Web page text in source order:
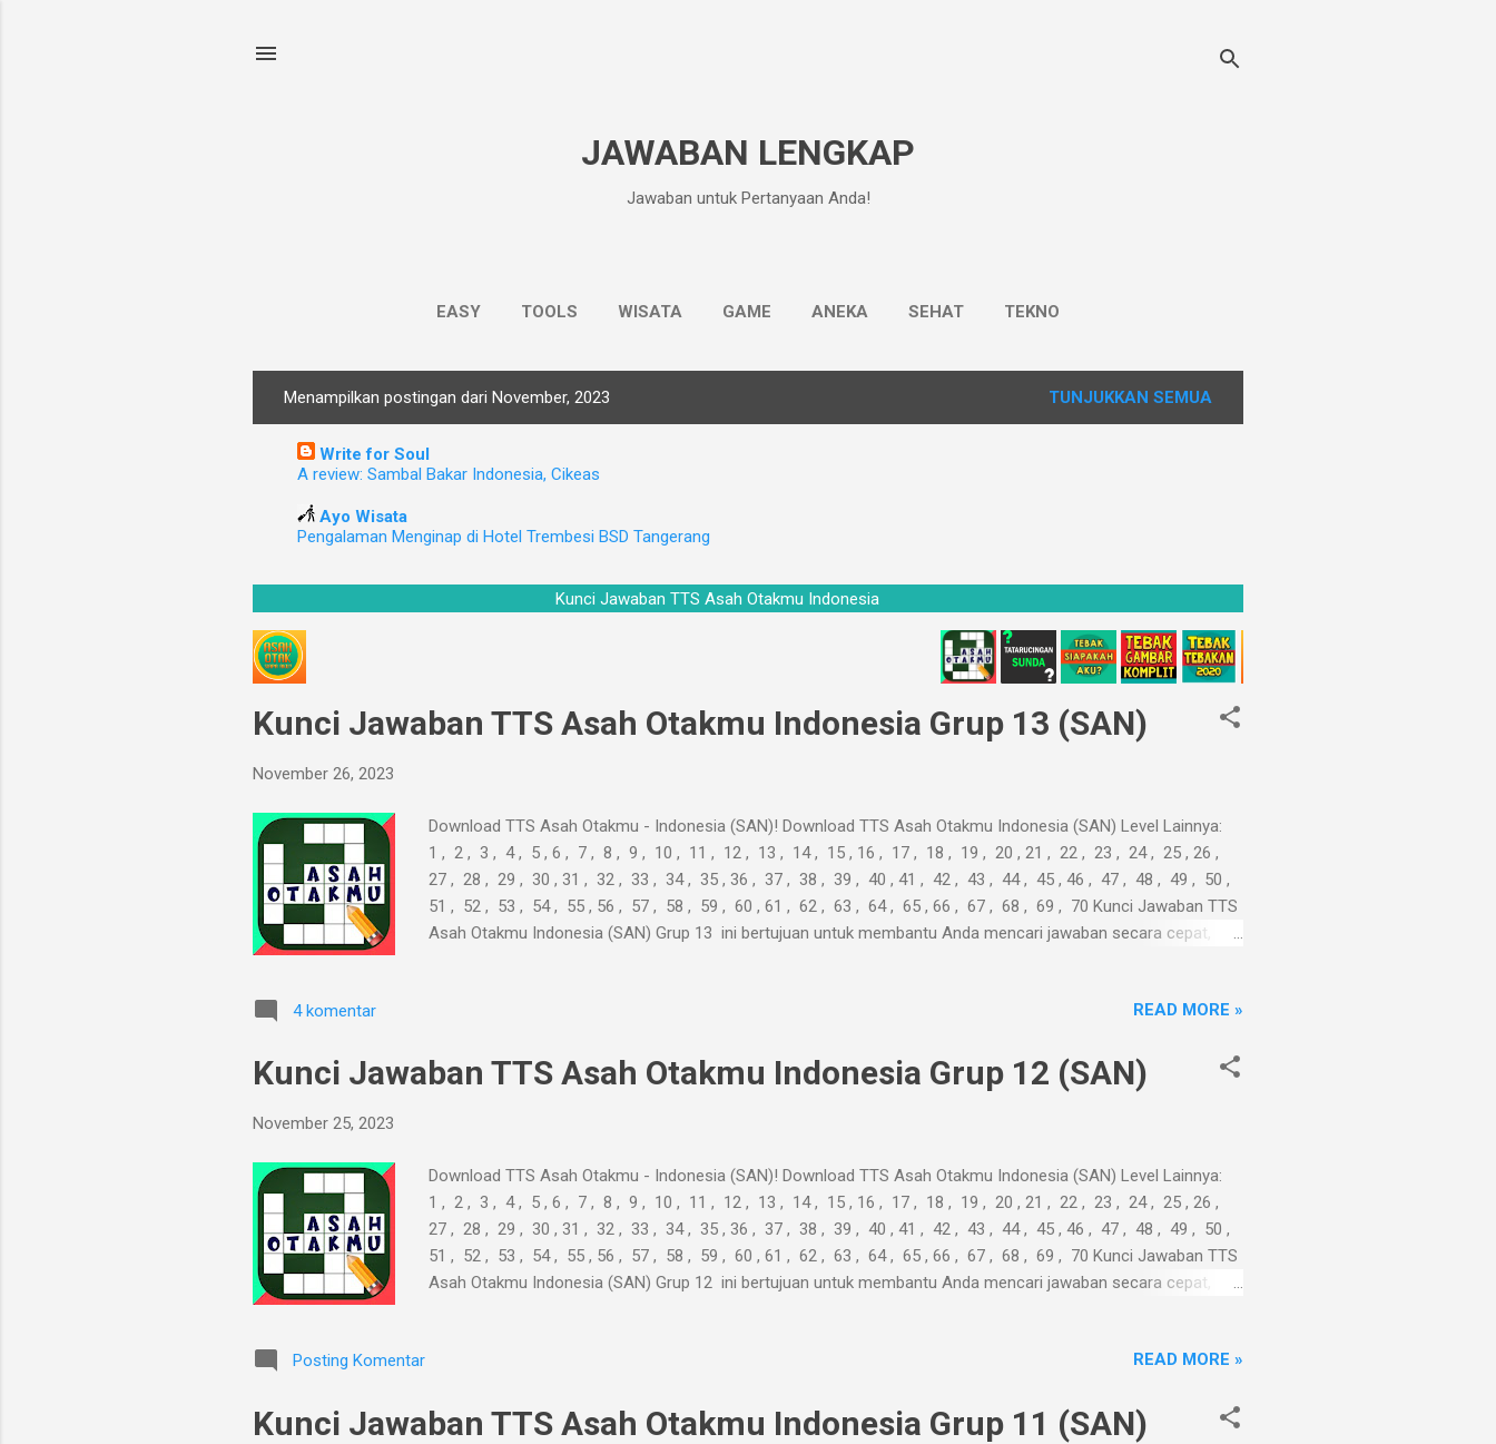
JAWABAN LENGKAP
Jawaban untuk Pertanyaan Anda!
EASY TOOLS WISATA GAME ANEKA SEHAT TEKNO
g
a
n
Menampilkan postingan dari November, 2023 TUNJUKKAN SEMUA
Write for Soul
A review: Sambal Bakar Indonesia, Cikeas
Ayo Wisata
Pengalaman Menginap di Hotel Trembesi BSD Tangerang
Kunci Jawaban TTS Asah Otakmu Indonesia
Kunci Jawaban TTS Asah Otakmu Indonesia Grup 13 (SAN)
November 26, 2023
Download TTS Asah Otakmu - Indonesia (SAN)! Download TTS Asah Otakmu Indonesia (SAN) Level Lainnya:
1 , 2 , 3 , 4 , 5 , 6 , 7 , 8 , 9 , 10 , 11 , 12 , 13 , 14 , 15 , 16 , 17 , 18 , 19 , 20 , 21 , 22 , 23 , 24 , 25 , 26 ,
27 , 28 , 29 , 30 , 31 , 32 , 33 , 34 , 35 , 36 , 37 , 38 , 39 , 40 , 41 , 42 , 43 , 44 , 45 , 46 , 47 , 48 , 49 , 50 ,
51 , 52 , 53 , 54 , 55 , 56 , 57 , 58 , 59 , 60 , 61 , 62 , 63 , 64 , 65 , 66 , 67 , 68 , 69 , 70 Kunci Jawaban TTS
Asah Otakmu Indonesia (SAN) Grup 13 ini bertujuan untuk membantu Anda mencari jawaban secara cepat,
4 komentar READ MORE »
Kunci Jawaban TTS Asah Otakmu Indonesia Grup 12 (SAN)
November 25, 2023
Download TTS Asah Otakmu - Indonesia (SAN)! Download TTS Asah Otakmu Indonesia (SAN) Level Lainnya:
1 , 2 , 3 , 4 , 5 , 6 , 7 , 8 , 9 , 10 , 11 , 12 , 13 , 14 , 15 , 16 , 17 , 18 , 19 , 20 , 21 , 22 , 23 , 24 , 25 , 26 ,
27 , 28 , 29 , 30 , 31 , 32 , 33 , 34 , 35 , 36 , 37 , 38 , 39 , 40 , 41 , 42 , 43 , 44 , 45 , 46 , 47 , 48 , 49 , 50 ,
51 , 52 , 53 , 54 , 55 , 56 , 57 , 58 , 59 , 60 , 61 , 62 , 63 , 64 , 65 , 66 , 67 , 68 , 69 , 70 Kunci Jawaban TTS
Asah Otakmu Indonesia (SAN) Grup 12 ini bertujuan untuk membantu Anda mencari jawaban secara cepat,
Posting Komentar READ MORE »
Kunci Jawaban TTS Asah Otakmu Indonesia Grup 11 (SAN)